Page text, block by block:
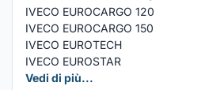
IVECO EUROCARGO 120
IVECO EUROCARGO 150
IVECO EUROTECH
IVECO EUROSTAR
Vedi di più...